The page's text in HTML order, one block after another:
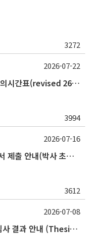
3272
2026학년도 2학기 보건대학원 강의시간표(revised 260803)(2026 2nd SEMESTER SNU GSPH TIMETABLE)
3994
2026-07-22
2026학년도 2학기 논문작성계획서 제출 안내(박사 초심 일정 포함)_Thesis Proposal
3612
2026-07-16
2026학년도 1학기 석·박사 논문심사 결과 안내 (Thesis Defense Result)
2026-07-08